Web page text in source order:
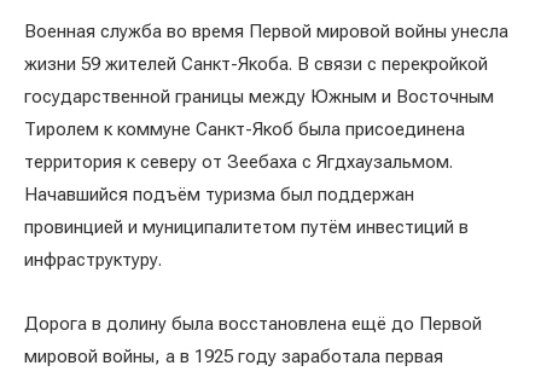
Военная служба во время Первой мировой войны унесла
жизни 59 жителей Санкт-Якоба. В связи с перекройкой
государственной границы между Южным и Восточным
Тиролем к коммуне Санкт-Якоб была присоединена
территория к северу от Зеебаха с Ягдхаузальмом.
Начавшийся подъём туризма был поддержан
провинцией и муниципалитетом путём инвестиций в
инфраструктуру.
Дорога в долину была восстановлена ещё до Первой
мировой войны, а в 1925 году заработала первая